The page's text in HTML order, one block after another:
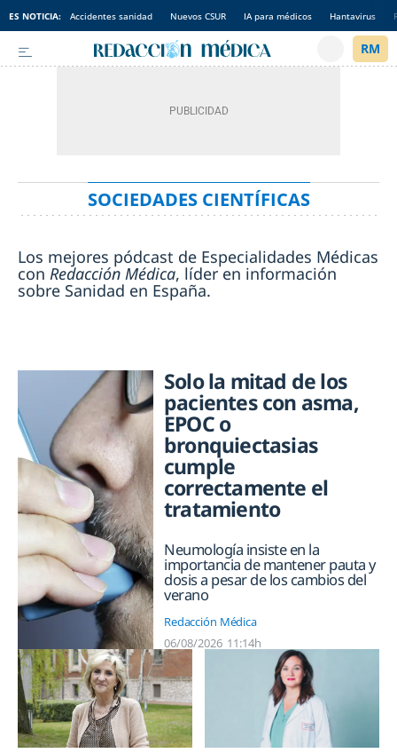
ES NOTICIA: Accidentes sanidad Nuevos CSUR IA para médicos Hantavirus
SOCIEDADES CIENTÍFICAS
Los mejores pódcast de Especialidades Médicas
con Redacción Médica, líder en información
sobre Sanidad en España.
Solo la mitad de los
pacientes con asma,
EPOC o
bronquiectasias
cumple
correctamente el
tratamiento
Neumología insiste en la
importancia de mantener pauta y
dosis a pesar de los cambios del
verano
Redacción Médica
06/08/2026 11:14h